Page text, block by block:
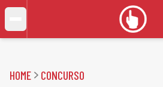
HOME CONCURSO